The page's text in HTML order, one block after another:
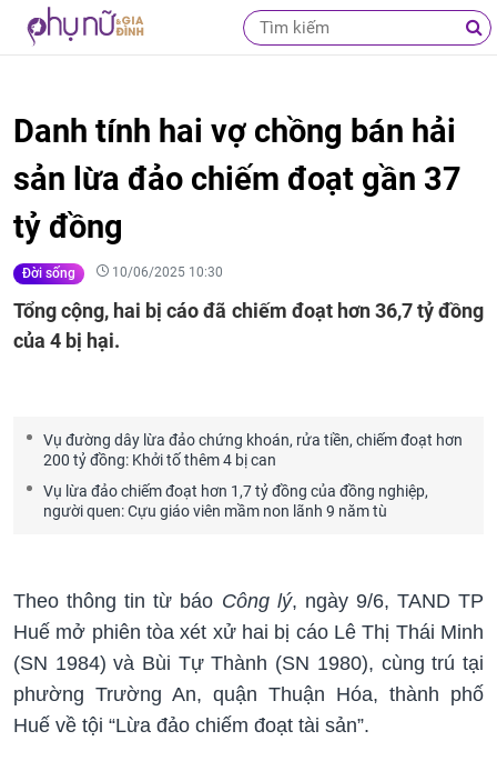
Danh tính hai vợ chồng bán hải
sản lừa đảo chiếm đoạt gần 37
tỷ đồng
Đời sống 10/06/2025 10:30
Tổng cộng, hai bị cáo đã chiếm đoạt hơn 36,7 tỷ đồng
của 4 bị hại.
Vụ đường dây lừa đảo chứng khoán, rửa tiền, chiếm đoạt hơn
200 tỷ đồng: Khởi tố thêm 4 bị can
Vụ lừa đảo chiếm đoạt hơn 1,7 tỷ đồng của đồng nghiệp,
người quen: Cựu giáo viên mầm non lãnh 9 năm tù
Theo thông tin từ báo Công lý, ngày 9/6, TAND TP
Huế mở phiên tòa xét xử hai bị cáo Lê Thị Thái Minh
(SN 1984) và Bùi Tự Thành (SN 1980), cùng trú tại
phường Trường An, quận Thuận Hóa, thành phố
Huế về tội “Lừa đảo chiếm đoạt tài sản”.